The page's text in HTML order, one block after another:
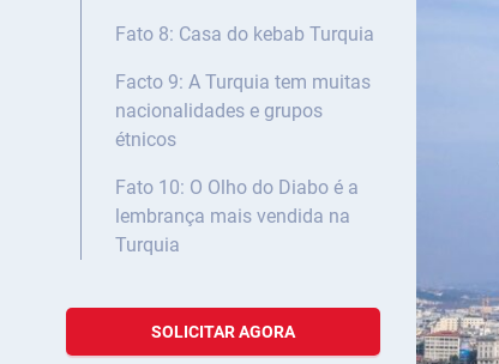
Fato 8: Casa do kebab Turquia
Facto 9: A Turquia tem muitas
nacionalidades e grupos
étnicos
Fato 10: O Olho do Diabo é a
lembrança mais vendida na
Turquia
SOLICITAR AGORA